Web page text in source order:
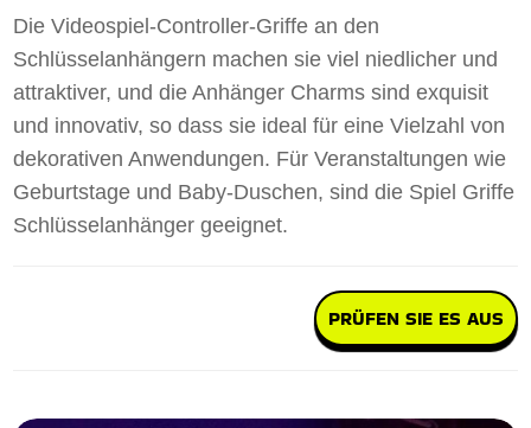
Die Videospiel-Controller-Griffe an den
Schlüsselanhängern machen sie viel niedlicher und
attraktiver, und die Anhänger Charms sind exquisit
und innovativ, so dass sie ideal für eine Vielzahl von
dekorativen Anwendungen. Für Veranstaltungen wie
Geburtstage und Baby-Duschen, sind die Spiel Griffe
Schlüsselanhänger geeignet.
PRÜFEN SIE ES AUS